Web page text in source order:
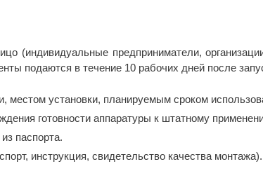
(индивидуальные предприниматели,
подаются в течение 10 рабочих дней после
местом установки, планируемым сроком
готовности аппаратуры к штатному
паспорта.
инструкция, свидетельство качества монтажа).